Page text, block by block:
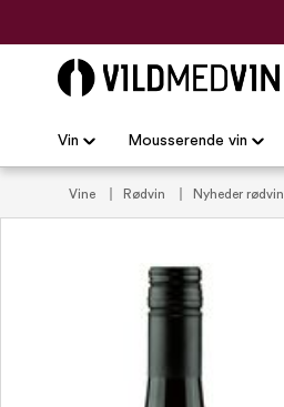
Vin Mousserende vin
Vine Rødvin Nyheder rødvin